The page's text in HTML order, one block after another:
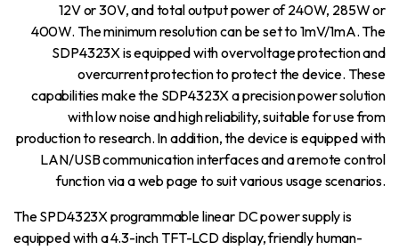
12V or 30V, and total output power of 240W, 285W or
400W. The minimum resolution can be set to 1mV/1mA. The
SDP4323X is equipped with overvoltage protection and
overcurrent protection to protect the device. These
capabilities make the SDP4323X a precision power solution
with low noise and high reliability, suitable for use from
production to research. In addition, the device is equipped with
LAN/USB communication interfaces and a remote control
function via a web page to suit various usage scenarios.
The SPD4323X programmable linear DC power supply is
equipped with a 4.3-inch TFT-LCD display, friendly human-